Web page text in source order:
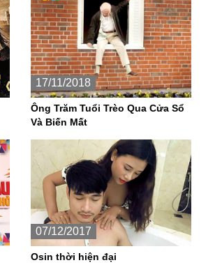
17/11/2018
Ông Trăm Tuổi Trèo Qua Cửa Sổ
Và Biến Mất
07/12/2017
Osin thời hiện đại